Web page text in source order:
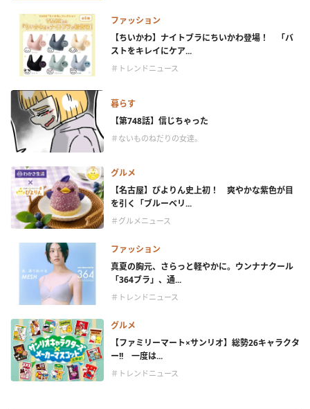
ファッション
【ちいかわ】ナイトブラにちいかわ登場！ 「バ
ストをキレイにケア...
＃トレンドニュース
暮らす
【第748話】信じちゃった
＃ないものねだりの女達。
グルメ
【名古屋】ぴよりん史上初！ 爽やかな紫色が目
を引く「ブルーベリ...
＃グルメニュース
ファッション
真夏の胸元、さらっと軽やかに。ウンナナクール
「364ブラ」、通...
＃トレンドニュース
グルメ
【ファミリーマート×サンリオ】総勢26キャラクタ
ー!! 一度は...
＃トレンドニュース